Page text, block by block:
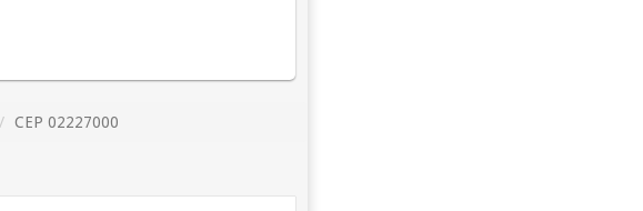
CEP 02227000